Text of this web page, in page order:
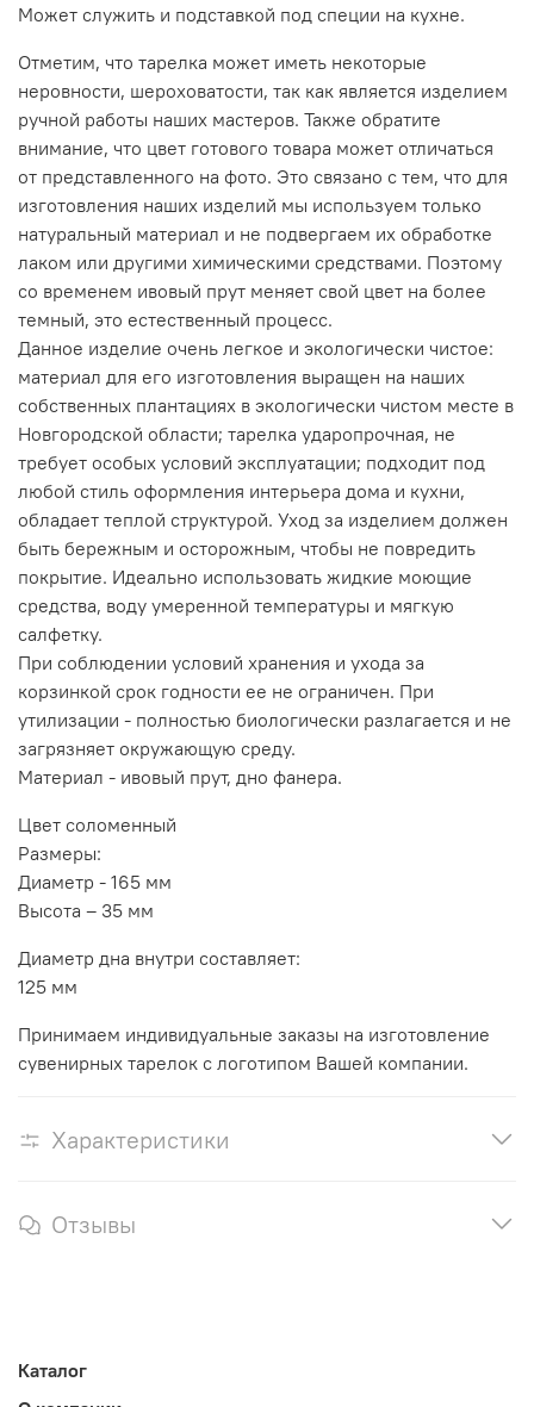
Может служить и подставкой под специи на кухне.
Отметим, что тарелка может иметь некоторые
неровности, шероховатости, так как является изделием
ручной работы наших мастеров. Также обратите
внимание, что цвет готового товара может отличаться
от представленного на фото. Это связано с тем, что для
изготовления наших изделий мы используем только
натуральный материал и не подвергаем их обработке
лаком или другими химическими средствами. Поэтому
со временем ивовый прут меняет свой цвет на более
темный, это естественный процесс.
Данное изделие очень легкое и экологически чистое:
материал для его изготовления выращен на наших
собственных плантациях в экологически чистом месте в
Новгородской области; тарелка ударопрочная, не
требует особых условий эксплуатации; подходит под
любой стиль оформления интерьера дома и кухни,
обладает теплой структурой. Уход за изделием должен
быть бережным и осторожным, чтобы не повредить
покрытие. Идеально использовать жидкие моющие
средства, воду умеренной температуры и мягкую
салфетку.
При соблюдении условий хранения и ухода за
корзинкой срок годности ее не ограничен. При
утилизации - полностью биологически разлагается и не
загрязняет окружающую среду.
Материал - ивовый прут, дно фанера.
Цвет соломенный
Размеры:
Диаметр - 165 мм
Высота – 35 мм
Диаметр дна внутри составляет:
125 мм
Принимаем индивидуальные заказы на изготовление
сувенирных тарелок с логотипом Вашей компании.
Характеристики
Отзывы
Каталог